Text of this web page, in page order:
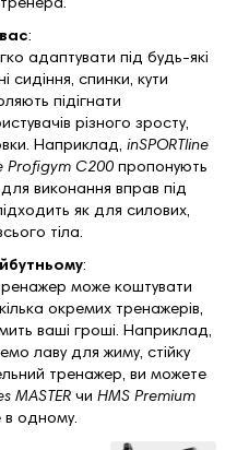
:
адаптувати під будь-які
сидіння, спинки, кути
підігнати
різного зросту,
Наприклад, inSPORTline
Profigym C200 пропонують
виконання вправ під
як для силових,
тіла.
:
може коштувати
окремих тренажерів,
ваші гроші. Наприклад,
лаву для жиму, стійку
тренажер, ви можете
MASTER чи HMS Premium
в одному.